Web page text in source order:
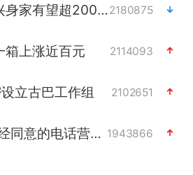
宇树科技王兴兴身家有望超200亿元2180875
箱上涨近百元 2114093
立古巴工作组 2102651
法国将禁止“未经同意的电话营销” 1943866